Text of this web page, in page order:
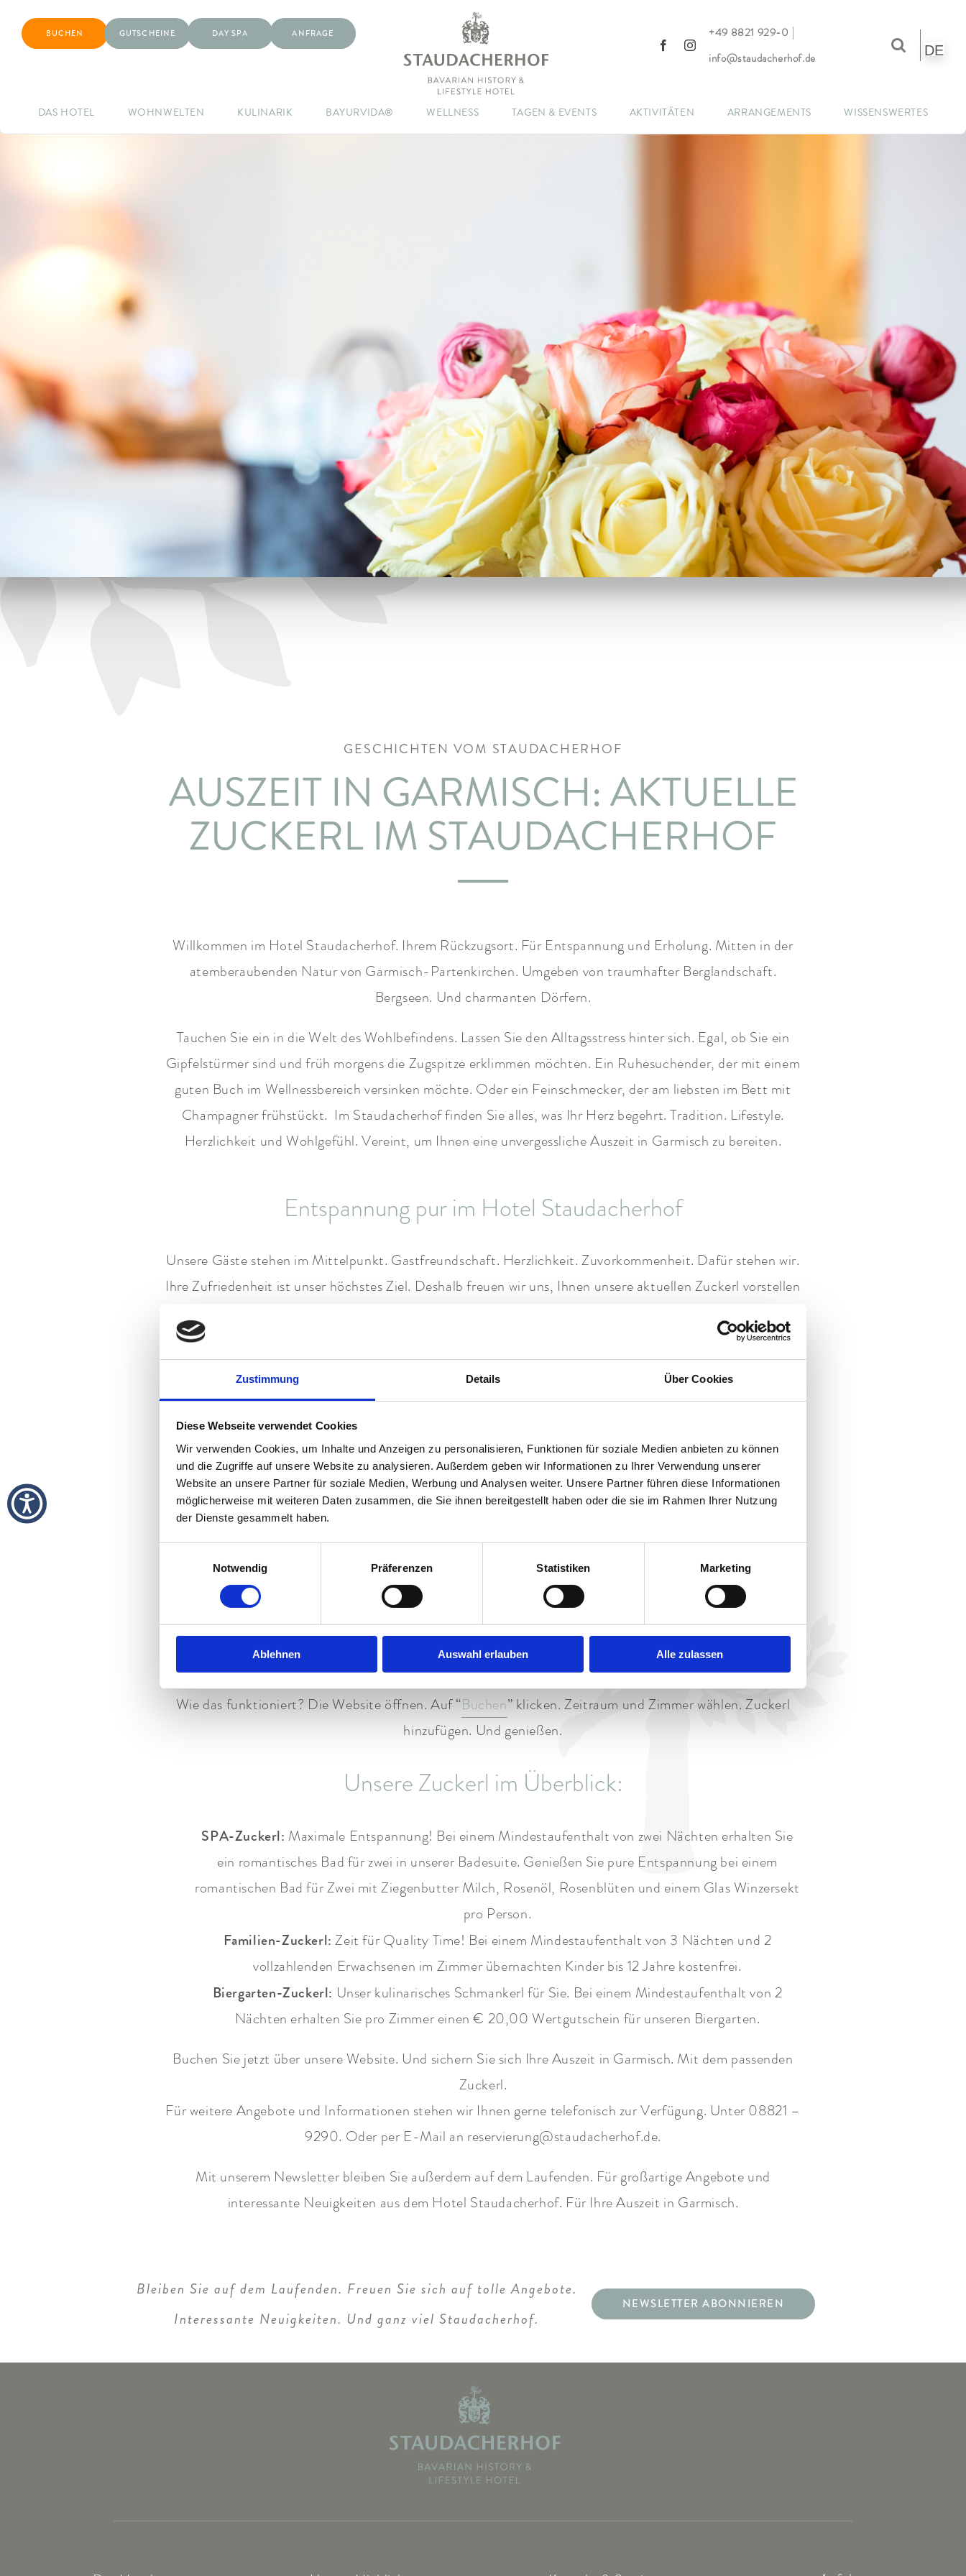
Zustimmung Details Über Cookies
Diese Webseite verwendet Cookies
Wir verwenden Cookies, um Inhalte und Anzeigen zu personalisieren, Funktionen für soziale Medien anbieten zu können
und die Zugriffe auf unsere Website zu analysieren. Außerdem geben wir Informationen zu Ihrer Verwendung unserer
Website an unsere Partner für soziale Medien, Werbung und Analysen weiter. Unsere Partner führen diese Informationen
möglicherweise mit weiteren Daten zusammen, die Sie ihnen bereitgestellt haben oder die sie im Rahmen Ihrer Nutzung
der Dienste gesammelt haben.
Notwendig
Präferenzen Statistiken Marketing
Ablehnen Auswahl erlauben Alle zulassen
BUCHEN GUTSCHEINE DAY SPA ANFRAGE +49 8821 929-0
info@staudacherhof.de DE
DAS HOTEL WOHNWELTEN KULINARIK BAYURVIDA® WELLNESS TAGEN & EVENTS AKTIVITÄTEN ARRANGEMENTS WISSENSWERTES
GESCHICHTEN VOM STAUDACHERHOF
AUSZEIT IN GARMISCH: AKTUELLE
ZUCKERL IM STAUDACHERHOF
Willkommen im Hotel Staudacherhof. Ihrem Rückzugsort. Für Entspannung und Erholung. Mitten in der
atemberaubenden Natur von Garmisch-Partenkirchen. Umgeben von traumhafter Berglandschaft.
Bergseen. Und charmanten Dörfern.
Tauchen Sie ein in die Welt des Wohlbefindens. Lassen Sie den Alltagsstress hinter sich. Egal, ob Sie ein
Gipfelstürmer sind und früh morgens die Zugspitze erklimmen möchten. Ein Ruhesuchender, der mit einem
guten Buch im Wellnessbereich versinken möchte. Oder ein Feinschmecker, der am liebsten im Bett mit
Champagner frühstückt. Im Staudacherhof finden Sie alles, was Ihr Herz begehrt. Tradition. Lifestyle.
Herzlichkeit und Wohlgefühl. Vereint, um Ihnen eine unvergessliche Auszeit in Garmisch zu bereiten.
Entspannung pur im Hotel Staudacherhof
Unsere Gäste stehen im Mittelpunkt. Gastfreundschaft. Herzlichkeit. Zuvorkommenheit. Dafür stehen wir.
Ihre Zufriedenheit ist unser höchstes Ziel. Deshalb freuen wir uns, Ihnen unsere aktuellen Zuckerl vorstellen
Sie sind auf der Suche nach einer Auszeit? Dann kommen unsere Zuckerl genau richtig. Sie ermöglichen
noch mehr Urlaubsfeeling. Mit besonderen Momenten. Ankommen. Durchatmen. Neue Energie tanken. Im
Frühlings-Zuckerl
Verabschieden Sie sich vom Winter. Der Frühling steht vor der Tür. Mit ihm kommen auch unsere
Frühlings-Zuckerl.Wandern
die neue Jahreszeit ein. Und profitieren Sie von exklusiven Vorteilen. Für Ihre Familienauszeit. Einen
. Oder einfach, um die Biergarten Saison einzuläuten.
Ein romantisches Entspannungsbad für Zwei in unserer Badesuite. Mit einem Gutschein für das
Klammhaus. Und vielem mehr. Unsere Zuckerl können Sie kostenfrei zu Ihrer Buchung hinzubuchen und
Wie das funktioniert? Die Website öffnen. Auf “Buchen” klicken. Zeitraum und Zimmer wählen. Zuckerl
hinzufügen. Und genießen.
Unsere Zuckerl im Überblick:
SPA-Zuckerl: Maximale Entspannung! Bei einem Mindestaufenthalt von zwei Nächten erhalten Sie
ein romantisches Bad für zwei in unserer Badesuite. Genießen Sie pure Entspannung bei einem
romantischen Bad für Zwei mit Ziegenbutter Milch, Rosenöl, Rosenblüten und einem Glas Winzersekt
pro Person.
Familien-Zuckerl:Zeit für Quality Time! Bei einem Mindestaufenthalt von 3 Nächten und 2
vollzahlenden Erwachsenen im Zimmer übernachten Kinder bis 12 Jahre kostenfrei.
Biergarten-Zuckerl: Unser kulinarisches Schmankerl für Sie. Bei einem Mindestaufenthalt von 2
Nächten erhalten Sie pro Zimmer einen € 20,00 Wertgutschein für unseren Biergarten.
Buchen Sie jetzt über unsere Website. Und sichern Sie sich Ihre Auszeit in Garmisch. Mit dem passenden
Zuckerl.
Für weitere Angebote und Informationen stehen wir Ihnen gerne telefonisch zur Verfügung. Unter 08821 –
9290. Oder per E-Mail an reservierung@staudacherhof.de.
Mit unserem Newsletter bleiben Sie außerdem auf dem Laufenden. Für großartige Angebote und
interessante Neuigkeiten aus dem Hotel Staudacherhof. Für Ihre Auszeit in Garmisch.
Bleiben Sie auf dem Laufenden. Freuen Sie sich auf tolle Angebote.
Interessante Neuigkeiten. Und ganz viel Staudacherhof.
NEWSLETTER ABONNIEREN